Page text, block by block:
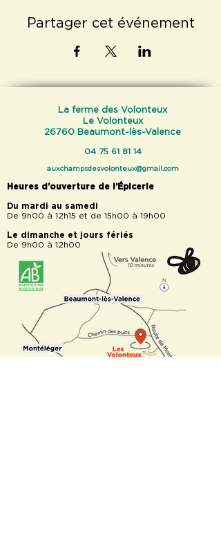
Partager cet événement
La ferme des Volonteux
Le Volonteux
26760 Beaumont-lès-Valence
04 75 61 81 14
auxchampsdesvolonteux@gmail.com
Heures d’ouverture de l’Épicerie
Du mardi au samedi
De 9h00 à 12h15 et de 15h00 à 19h00
Le dimanche et jours fériés
De 9h00 à 12h00